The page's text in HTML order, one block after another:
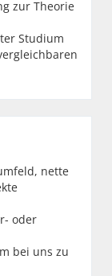
zur Theorie
Studium
nette
oder
bei uns zu